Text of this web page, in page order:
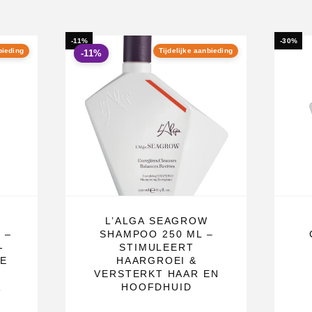
haar zonder
en laat
de
basis.
de
–
-11%
Tijdelijke aanbieding
-11%
L’ALGA SEAGROW
SHAMPOO 250 ML –
STIMULEERT
HAARGROEI &
VERSTERKT HAAR EN
HOOFDHUID
-30%